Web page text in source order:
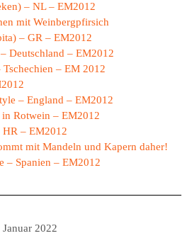
– NL – EM2012
mit Weinbergpfirsich
– GR – EM2012
Deutschland – EM2012
– EM 2012
– England – EM2012
Rotwein – EM2012
– EM2012
mit Mandeln und Kapern daher!
– Spanien – EM2012
2022